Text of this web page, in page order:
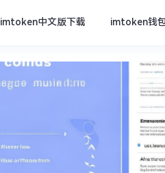
imtoken中文版下载 imtoken钱